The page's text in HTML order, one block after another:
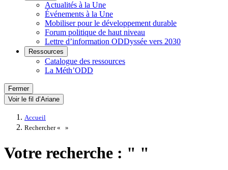
Actualités à la Une
Événements à la Une
Mobiliser pour le développement durable
Forum politique de haut niveau
Lettre d’information ODDyssée vers 2030
Ressources
Catalogue des ressources
La Méth’ODD
Fermer
Voir le fil d’Ariane
Accueil
Rechercher «
»
Votre recherche : " "